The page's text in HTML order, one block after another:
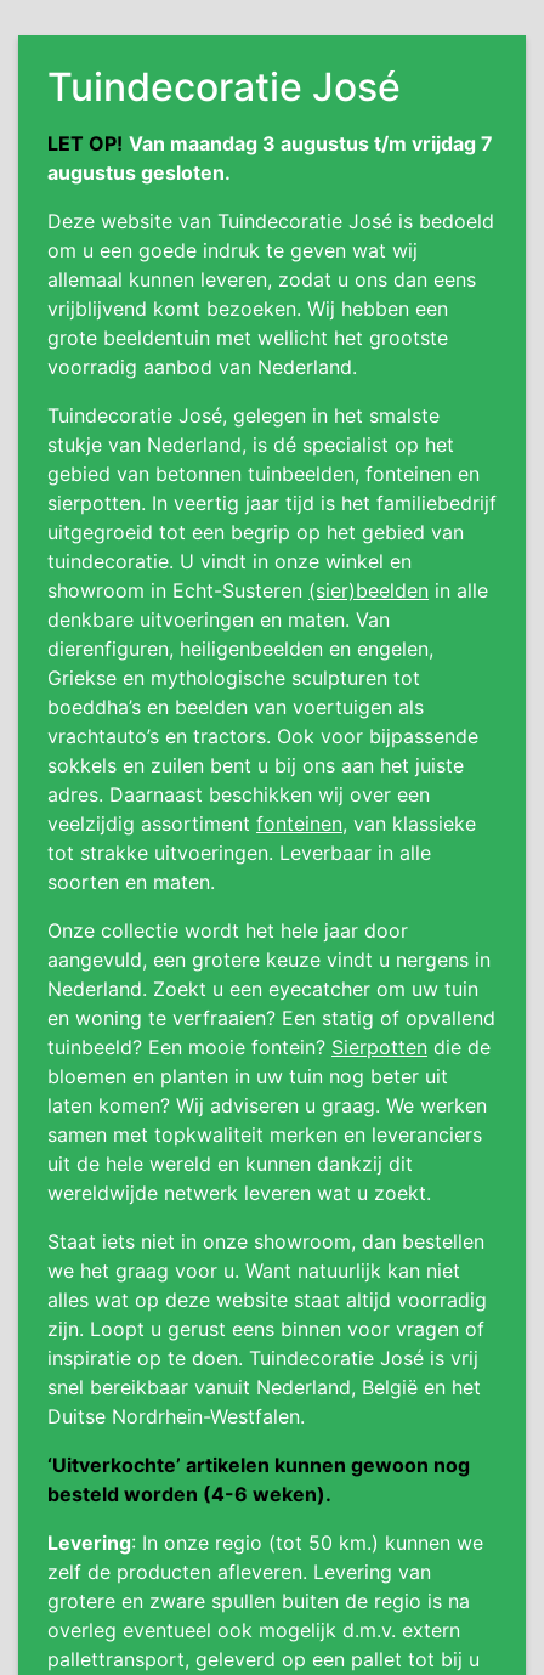
Tuindecoratie José
LET OP! Van maandag 3 augustus t/m vrijdag 7
augustus gesloten.
Deze website van Tuindecoratie José is bedoeld
om u een goede indruk te geven wat wij
allemaal kunnen leveren, zodat u ons dan eens
vrijblijvend komt bezoeken. Wij hebben een
grote beeldentuin met wellicht het grootste
voorradig aanbod van Nederland.
Tuindecoratie José, gelegen in het smalste
stukje van Nederland, is dé specialist op het
gebied van betonnen tuinbeelden, fonteinen en
sierpotten. In veertig jaar tijd is het familiebedrijf
uitgegroeid tot een begrip op het gebied van
tuindecoratie. U vindt in onze winkel en
showroom in Echt-Susteren (sier)beelden in alle
denkbare uitvoeringen en maten. Van
dierenfiguren, heiligenbeelden en engelen,
Griekse en mythologische sculpturen tot
boeddha’s en beelden van voertuigen als
vrachtauto’s en tractors. Ook voor bijpassende
sokkels en zuilen bent u bij ons aan het juiste
adres. Daarnaast beschikken wij over een
veelzijdig assortiment fonteinen, van klassieke
tot strakke uitvoeringen. Leverbaar in alle
soorten en maten.
Onze collectie wordt het hele jaar door
aangevuld, een grotere keuze vindt u nergens in
Nederland. Zoekt u een eyecatcher om uw tuin
en woning te verfraaien? Een statig of opvallend
tuinbeeld? Een mooie fontein? Sierpotten die de
bloemen en planten in uw tuin nog beter uit
laten komen? Wij adviseren u graag. We werken
samen met topkwaliteit merken en leveranciers
uit de hele wereld en kunnen dankzij dit
wereldwijde netwerk leveren wat u zoekt.
Staat iets niet in onze showroom, dan bestellen
we het graag voor u. Want natuurlijk kan niet
alles wat op deze website staat altijd voorradig
zijn. Loopt u gerust eens binnen voor vragen of
inspiratie op te doen. Tuindecoratie José is vrij
snel bereikbaar vanuit Nederland, België en het
Duitse Nordrhein-Westfalen.
‘Uitverkochte’ artikelen kunnen gewoon nog
besteld worden (4-6 weken).
Levering: In onze regio (tot 50 km.) kunnen we
zelf de producten afleveren. Levering van
grotere en zware spullen buiten de regio is na
overleg eventueel ook mogelijk d.m.v. extern
pallettransport, geleverd op een pallet tot bij u